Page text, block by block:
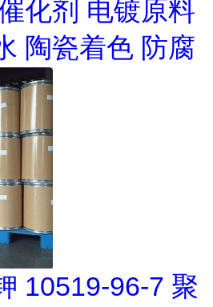
化剂 电镀原料
陶瓷着色 防腐
10519-96-7 聚